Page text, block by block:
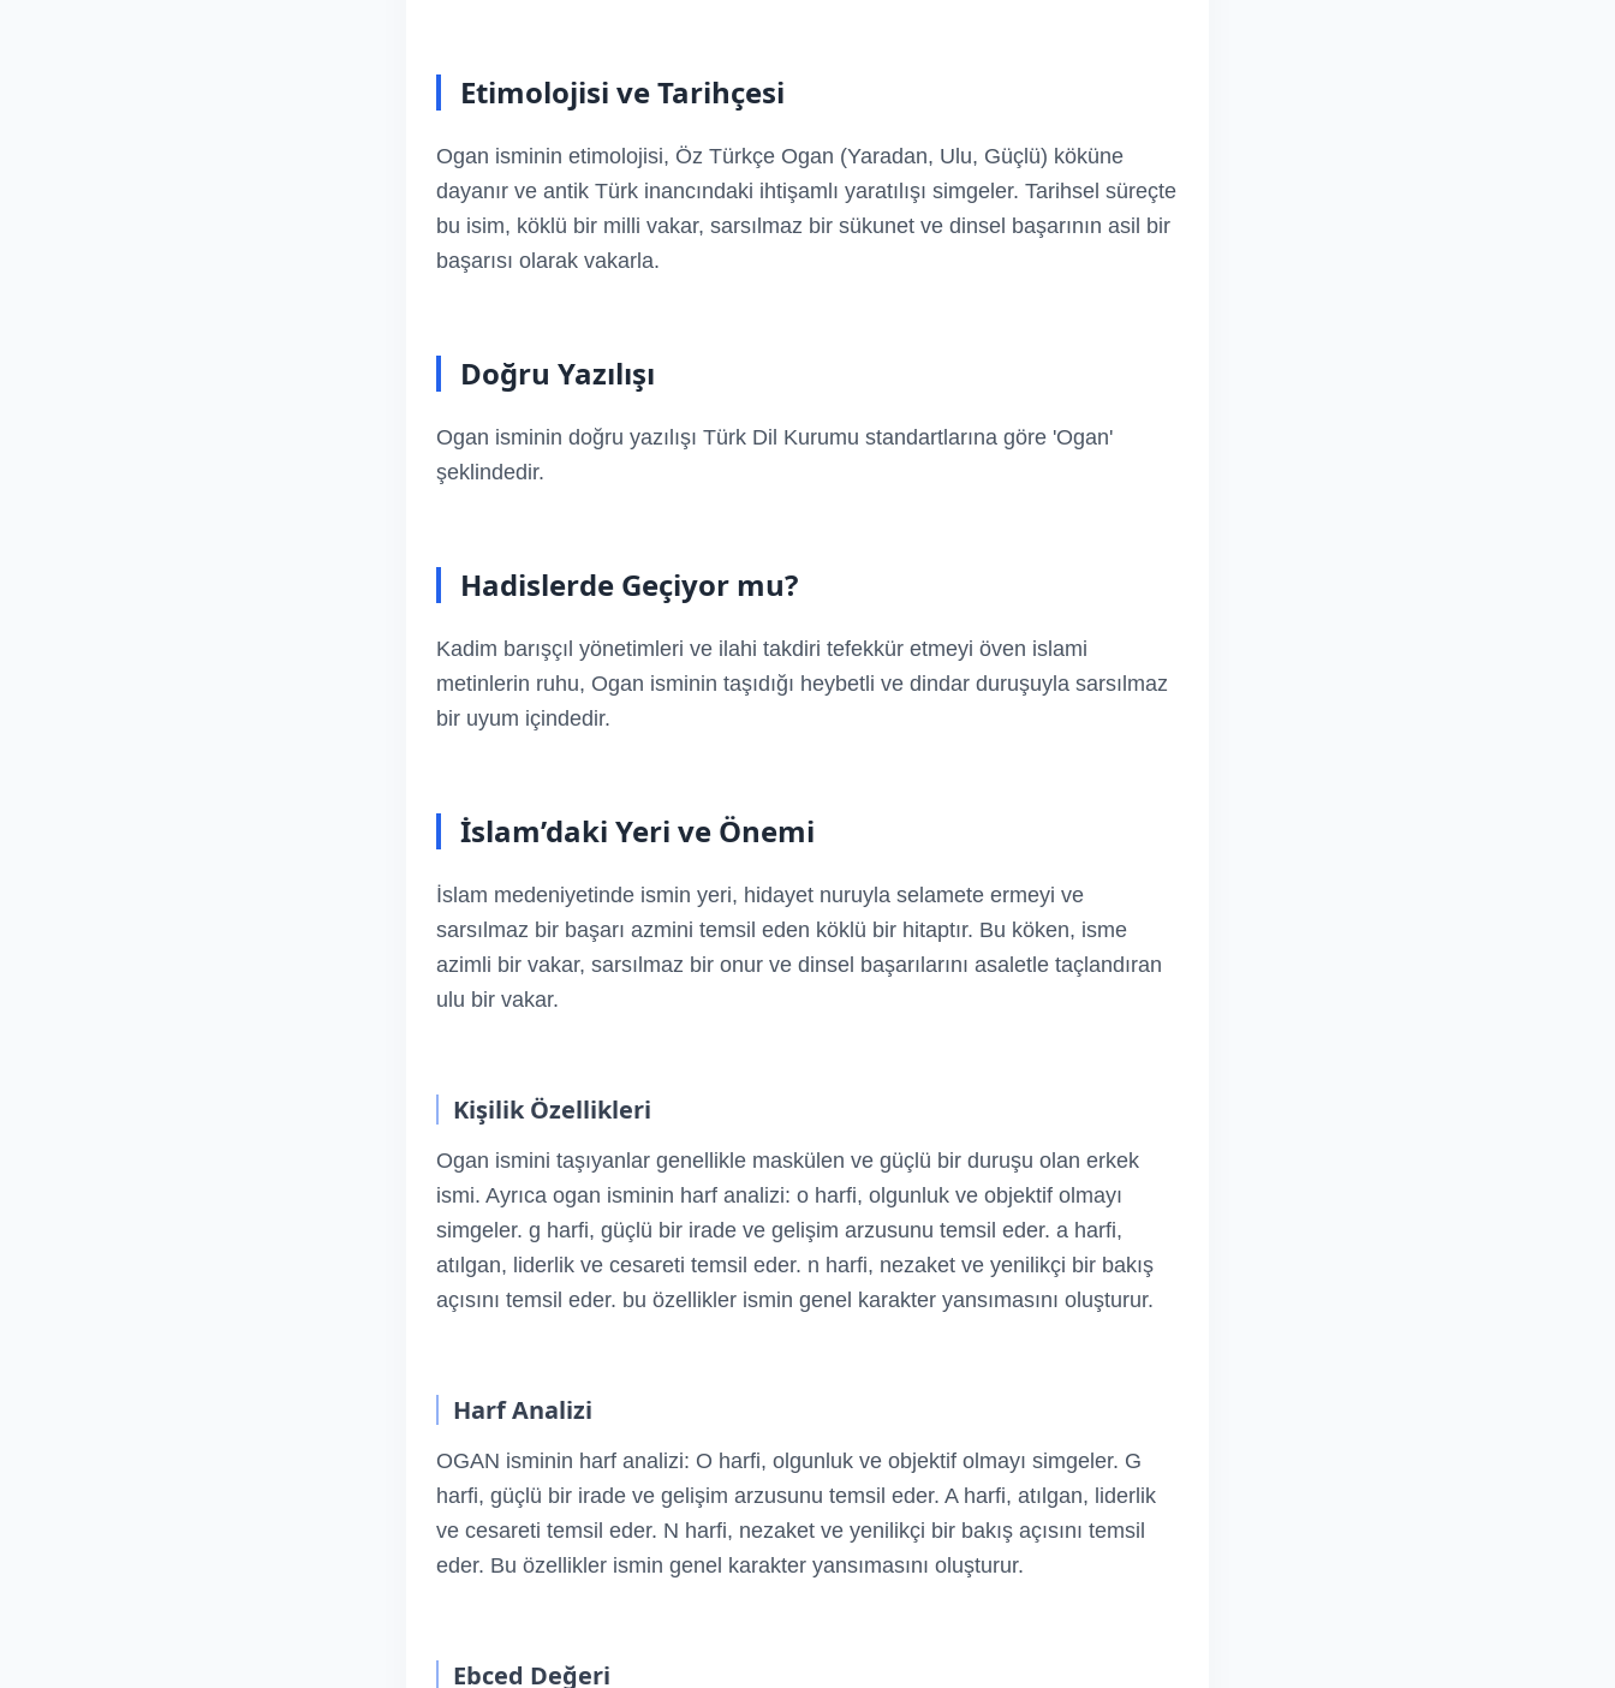
Etimolojisi ve Tarihçesi
Ogan isminin etimolojisi, Öz Türkçe Ogan (Yaradan, Ulu, Güçlü) köküne
dayanır ve antik Türk inancındaki ihtişamlı yaratılışı simgeler. Tarihsel süreçte
bu isim, köklü bir milli vakar, sarsılmaz bir sükunet ve dinsel başarının asil bir
başarısı olarak vakarla.
Doğru Yazılışı
Ogan isminin doğru yazılışı Türk Dil Kurumu standartlarına göre 'Ogan'
şeklindedir.
Hadislerde Geçiyor mu?
Kadim barışçıl yönetimleri ve ilahi takdiri tefekkür etmeyi öven islami
metinlerin ruhu, Ogan isminin taşıdığı heybetli ve dindar duruşuyla sarsılmaz
bir uyum içindedir.
İslam’daki Yeri ve Önemi
İslam medeniyetinde ismin yeri, hidayet nuruyla selamete ermeyi ve
sarsılmaz bir başarı azmini temsil eden köklü bir hitaptır. Bu köken, isme
azimli bir vakar, sarsılmaz bir onur ve dinsel başarılarını asaletle taçlandıran
ulu bir vakar.
Kişilik Özellikleri
Ogan ismini taşıyanlar genellikle maskülen ve güçlü bir duruşu olan erkek
ismi. Ayrıca ogan isminin harf analizi: o harfi, olgunluk ve objektif olmayı
simgeler. g harfi, güçlü bir irade ve gelişim arzusunu temsil eder. a harfi,
atılgan, liderlik ve cesareti temsil eder. n harfi, nezaket ve yenilikçi bir bakış
açısını temsil eder. bu özellikler ismin genel karakter yansımasını oluşturur.
Harf Analizi
OGAN isminin harf analizi: O harfi, olgunluk ve objektif olmayı simgeler. G
harfi, güçlü bir irade ve gelişim arzusunu temsil eder. A harfi, atılgan, liderlik
ve cesareti temsil eder. N harfi, nezaket ve yenilikçi bir bakış açısını temsil
eder. Bu özellikler ismin genel karakter yansımasını oluşturur.
Ebced Değeri